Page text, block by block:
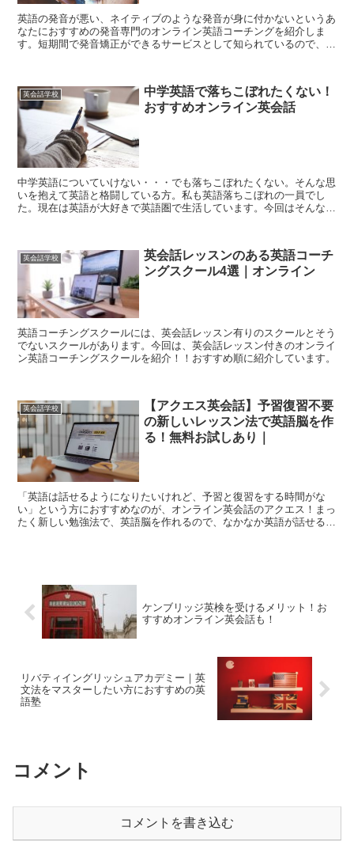
英語の発音が悪い、ネイティブのような発音が身に付かないというあ
なたにおすすめの発音専門のオンライン英語コーチングを紹介しま
す。短期間で発音矯正ができるサービスとして知られているので、一
英会話学校
中学英語で落ちこぼれたくない！
おすすめオンライン英会話
中学英語についていけない・・・でも落ちこぼれたくない。そんな思
いを抱えて英語と格闘している方。私も英語落ちこぼれの一員でし
た。現在は英語が大好きで英語圏で生活しています。今回はそんな私
英会話学校
英会話レッスンのある英語コーチ
ングスクール4選｜オンライン
英語コーチングスクールには、英会話レッスン有りのスクールとそう
でないスクールがあります。今回は、英会話レッスン付きのオンライ
ン英語コーチングスクールを紹介！！おすすめ順に紹介しています。
英会話学校
【アクエス英会話】予習復習不要
の新しいレッスン法で英語脳を作
る！無料お試しあり｜
「英語は話せるようになりたいけれど、予習と復習をする時間がな
い」という方におすすめなのが、オンライン英会話のアクエス！まっ
たく新しい勉強法で、英語脳を作れるので、なかなか英語が話せるよ
ケンブリッジ英検を受けるメリット！お
すすめオンライン英会話も！
リバティイングリッシュアカデミー｜英
文法をマスターしたい方におすすめの英
語塾
コメント
コメントを書き込む